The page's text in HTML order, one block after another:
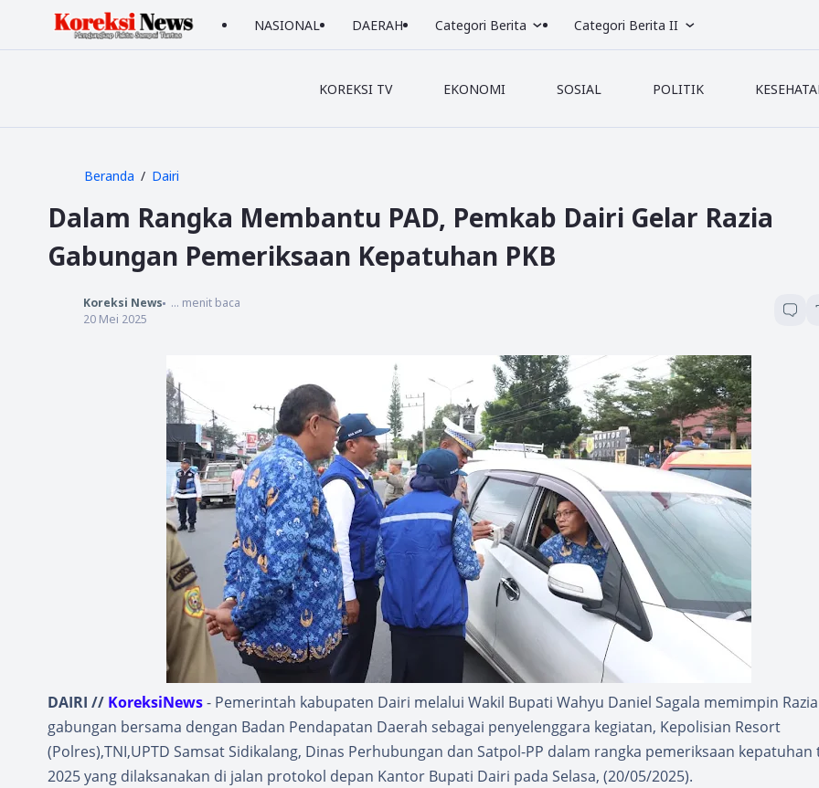
NASIONAL DAERAH Categori Berita Categori Berita II
KOREKSI TV EKONOMI SOSIAL POLITIK
Beranda Dairi
Dalam Rangka Membantu PAD, Pemkab Dairi Gelar Razia
Gabungan Pemeriksaan Kepatuhan PKB
Koreksi News ... menit baca
20 Mei 2025
DAIRI // KoreksiNews- Pemerintah kabupaten Dairi melalui Wakil Bupati Wahyu Daniel Sagala memimpin Razia
gabungan bersama dengan Badan Pendapatan Daerah sebagai penyelenggara kegiatan, Kepolisian Resort
(Polres),TNI,UPTD Samsat Sidikalang, Dinas Perhubungan dan Satpol-PP dalam rangka pemeriksaan
2025 yang dilaksanakan di jalan protokol depan Kantor Bupati Dairi pada Selasa, (20/05/2025).